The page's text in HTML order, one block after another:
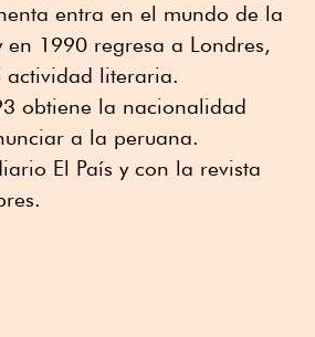
entra en el mundo de la
en 1990 regresa a Londres,
actividad literaria.
obtiene la nacionalidad
a la peruana.
El País y con la revista